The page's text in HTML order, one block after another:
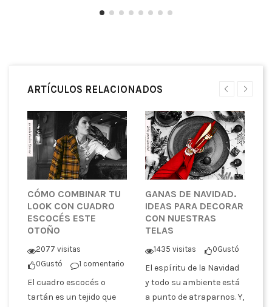
ARTÍCULOS RELACIONADOS
CÓMO COMBINAR TU
LOOK CON CUADRO
ESCOCÉS ESTE
OTOÑO
2077 visitas
0Gustó 1 comentario
El cuadro escocés o
tartán es un tejido que
GANAS DE NAVIDAD.
IDEAS PARA DECORAR
CON NUESTRAS
TELAS
1435 visitas 0Gustó
El espíritu de la Navidad
y todo su ambiente está
a punto de atraparnos. Y,